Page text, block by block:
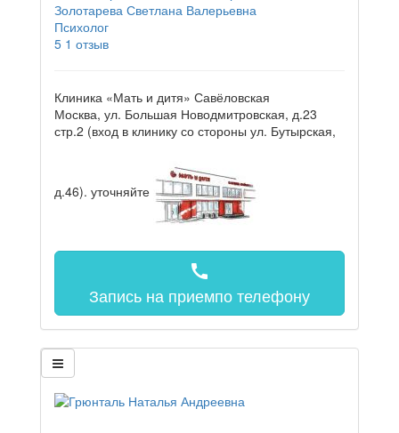
Золотарева Светлана Валерьевна
Психолог
5 1 отзыв
Клиника «Мать и дитя» Савёловская
Москва, ул. Большая Новодмитровская, д.23
стр.2 (вход в клинику со стороны ул. Бутырская,
д.46). уточняйте
call
Запись на приемпо телефону